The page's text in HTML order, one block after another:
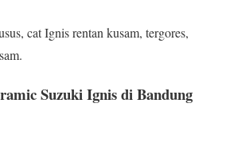
cat Ignis rentan kusam, tergores,
Suzuki Ignis di Bandung